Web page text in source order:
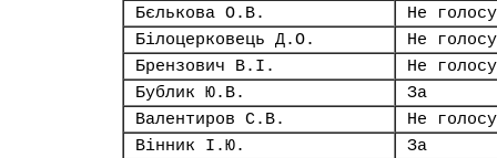
Бєлькова О.В.
Не
Білоцерковець Д.О.
Не
Брензович В.І.
Не
Бублик Ю.В.
За
Валентиров С.В.
Не
Вінник І.Ю.
За